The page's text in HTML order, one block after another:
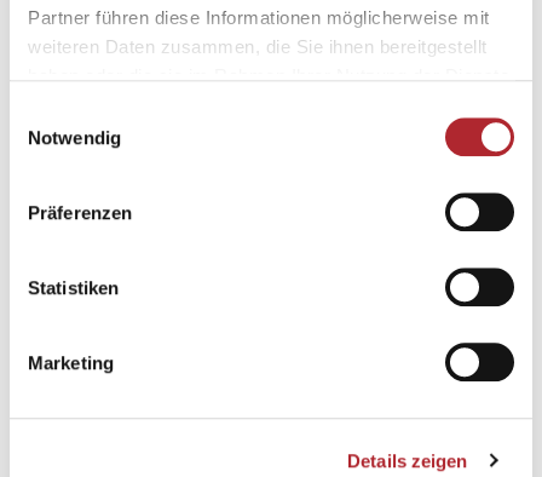
Partner führen diese Informationen möglicherweise mit
weiteren Daten zusammen, die Sie ihnen bereitgestellt
Notwendig
Präferenzen
Statistiken
Marketing
Details zeigen